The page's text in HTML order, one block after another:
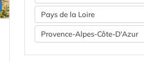
Pays de la Loire
Provence-Alpes-Côte-D'Azur